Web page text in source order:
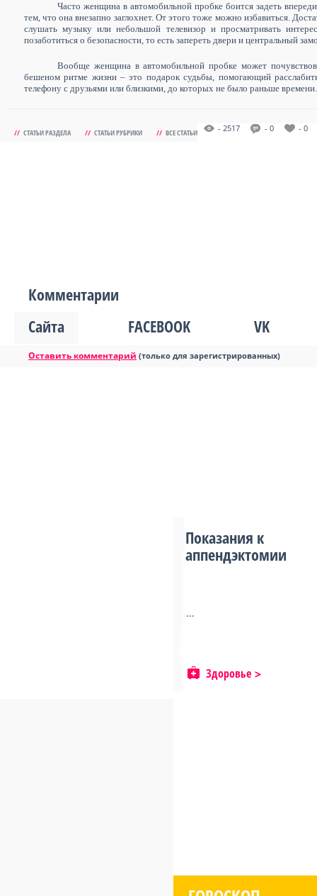
Часто женщина в автомобильной пробке боится задеть
тем, что она внезапно заглохнет. От этого тоже можно избавиться.
слушать музыку или небольшой телевизор и просматривать
позаботиться о безопасности, то есть запереть двери и центральный
Вообще женщина в автомобильной пробке может
бешеном ритме жизни – это подарок судьбы, помогающий
телефону с друзьями или близкими, до которых не было раньше времени.
// СТАТЬИ РАЗДЕЛА // СТАТЬИ РУБРИКИ // ВСЕ СТАТЬИ - 2517 - 0 - 0
Комментарии
Сайта
FACEBOOK VK
Оставить комментарий (только для зарегистрированных)
Показания к
аппендэктомии
...
Здоровье